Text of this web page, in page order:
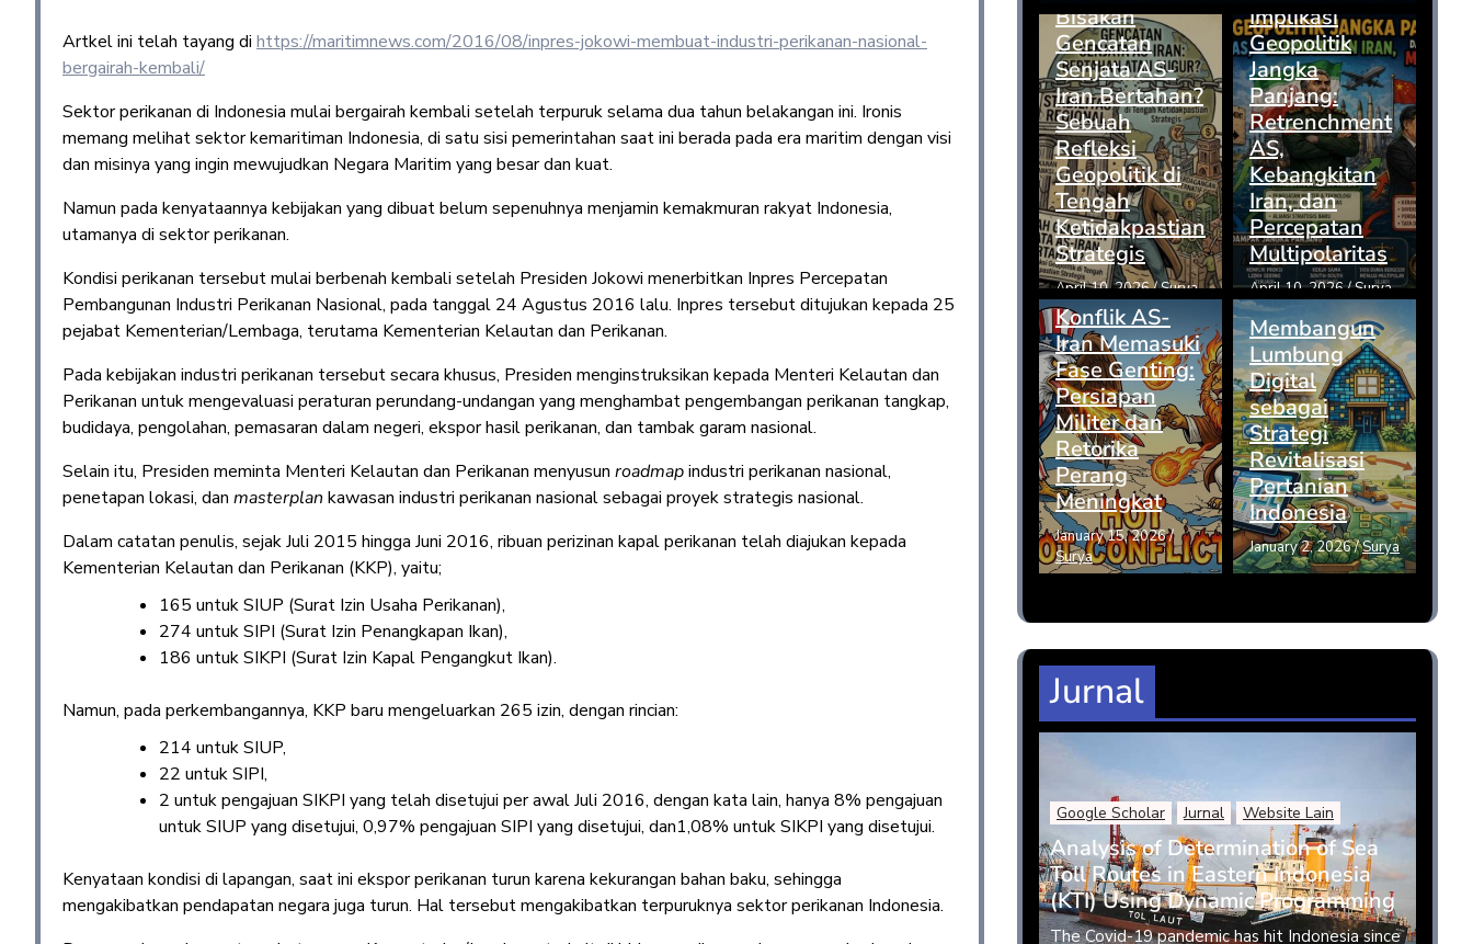
Artkel ini telah tayang di https://maritimnews.com/2016/08/inpres-jokowi-membuat-industri-perikanan-nasional-
bergairah-kembali/
Sektor perikanan di Indonesia mulai bergairah kembali setelah terpuruk selama dua tahun belakangan ini. Ironis
memang melihat sektor kemaritiman Indonesia, di satu sisi pemerintahan saat ini berada pada era maritim dengan visi
dan misinya yang ingin mewujudkan Negara Maritim yang besar dan kuat.
Namun pada kenyataannya kebijakan yang dibuat belum sepenuhnya menjamin kemakmuran rakyat Indonesia,
utamanya di sektor perikanan.
Kondisi perikanan tersebut mulai berbenah kembali setelah Presiden Jokowi menerbitkan Inpres Percepatan
Pembangunan Industri Perikanan Nasional, pada tanggal 24 Agustus 2016 lalu. Inpres tersebut ditujukan kepada 25
pejabat Kementerian/Lembaga, terutama Kementerian Kelautan dan Perikanan.
Pada kebijakan industri perikanan tersebut secara khusus, Presiden menginstruksikan kepada Menteri Kelautan dan
Perikanan untuk mengevaluasi peraturan perundang-undangan yang menghambat pengembangan perikanan tangkap,
budidaya, pengolahan, pemasaran dalam negeri, ekspor hasil perikanan, dan tambak garam nasional.
Selain itu, Presiden meminta Menteri Kelautan dan Perikanan menyusun roadmapindustri perikanan nasional,
penetapan lokasi, dan masterplan kawasan industri perikanan nasional sebagai proyek strategis nasional.
Dalam catatan penulis, sejak Juli 2015 hingga Juni 2016, ribuan perizinan kapal perikanan telah diajukan kepada
Kementerian Kelautan dan Perikanan (KKP), yaitu;
165 untuk SIUP (Surat Izin Usaha Perikanan),
274 untuk SIPI (Surat Izin Penangkapan Ikan),
186 untuk SIKPI (Surat Izin Kapal Pengangkut Ikan).
Namun, pada perkembangannya, KKP baru mengeluarkan 265 izin, dengan rincian:
214 untuk SIUP,
22 untuk SIPI,
2 untuk pengajuan SIKPI yang telah disetujui per awal Juli 2016, dengan kata lain, hanya 8% pengajuan
untuk SIUP yang disetujui, 0,97% pengajuan SIPI yang disetujui, dan1,08% untuk SIKPI yang disetujui.
Kenyataan kondisi di lapangan, saat ini ekspor perikanan turun karena kekurangan bahan baku, sehingga
mengakibatkan pendapatan negara juga turun. Hal tersebut mengakibatkan terpuruknya sektor perikanan Indonesia.
Bisakah
Gencatan
Senjata AS-
Iran Bertahan?
Sebuah
Refleksi
Geopolitik di
Tengah
Ketidakpastian
Strategis
April 10, 2026/Surya
Implikasi
Geopolitik
Jangka
Panjang:
Retrenchment
AS,
Kebangkitan
Iran, dan
Percepatan
Multipolaritas
April 10, 2026/Surya
Konflik AS-
Iran Memasuki
Fase Genting:
Persiapan
Militer dan
Retorika
Perang
Meningkat
January 15, 2026/
Surya
Membangun
Lumbung
Digital
sebagai
Strategi
Revitalisasi
Pertanian
Indonesia
January 2, 2026/Surya
Jurnal
Google Scholar Jurnal Website Lain
Analysis of Determination of Sea
Toll Routes in Eastern Indonesia
(KTI) Using Dynamic Programming
The Covid-19 pandemic has hit Indonesia since